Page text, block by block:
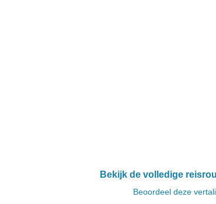
Bekijk de volledige
Beoordeel deze